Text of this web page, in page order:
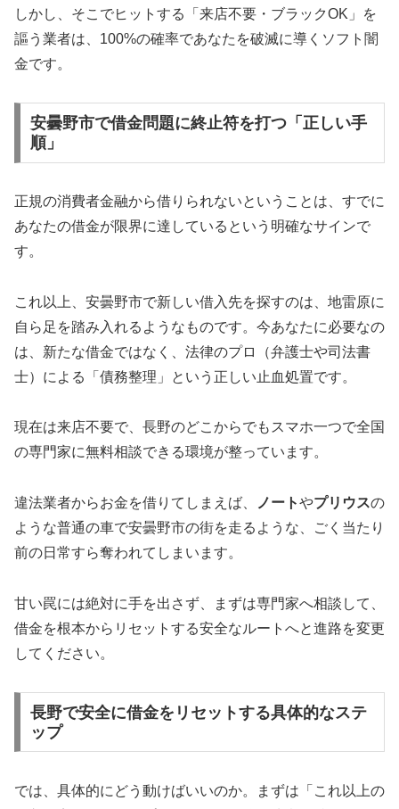
しかし、そこでヒットする「来店不要・ブラックOK」を
謳う業者は、100%の確率であなたを破滅に導くソフト闇
金です。
安曇野市で借金問題に終止符を打つ「正しい手
順」
正規の消費者金融から借りられないということは、すでに
あなたの借金が限界に達しているという明確なサインで
す。
これ以上、安曇野市で新しい借入先を探すのは、地雷原に
自ら足を踏み入れるようなものです。今あなたに必要なの
は、新たな借金ではなく、法律のプロ（弁護士や司法書
士）による「債務整理」という正しい止血処置です。
現在は来店不要で、長野のどこからでもスマホ一つで全国
の専門家に無料相談できる環境が整っています。
違法業者からお金を借りてしまえば、 ノートやプリウスの
ような普通の車で安曇野市の街を走るような、ごく当たり
前の日常すら奪われてしまいます。
甘い罠には絶対に手を出さず、まずは専門家へ相談して、
借金を根本からリセットする安全なルートへと進路を変更
してください。
長野で安全に借金をリセットする具体的なステ
ップ
では、具体的にどう動けばいいのか。まずは「これ以上の